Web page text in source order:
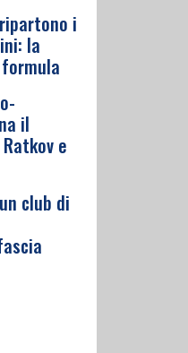
i
la
il
e
club di